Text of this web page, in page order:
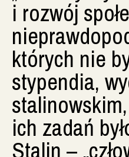
i rozwój
których nie
stypendia,
ich zadań
Stalin –